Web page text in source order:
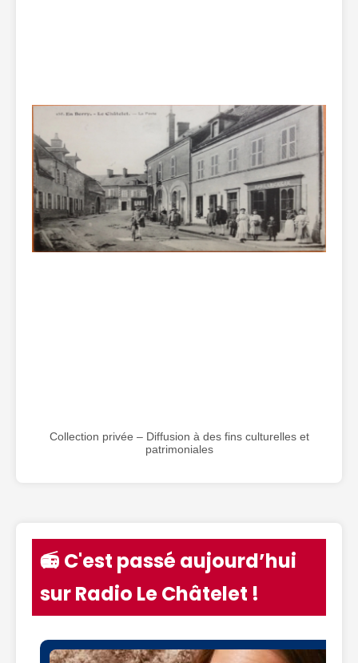
Collection privée – Diffusion à des fins culturelles et
patrimoniales
📻 C'est passé aujourd’hui
sur Radio Le Châtelet !